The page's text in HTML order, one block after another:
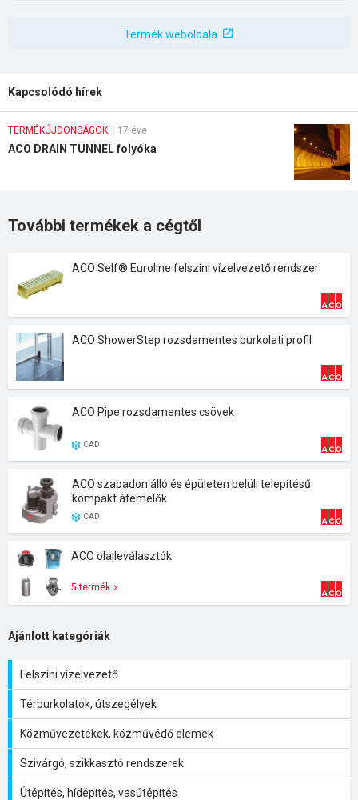
Termék weboldala
Kapcsolódó hírek
TERMÉKÚJDONSÁGOK 17 éve
ACO DRAIN TUNNEL folyóka
További termékek a cégtől
ACO Self® Euroline felszíni vízelvezető rendszer
ACO ShowerStep rozsdamentes burkolati profil
ACO Pipe rozsdamentes csövek
CAD
ACO szabadon álló és épületen belüli telepítésű
kompakt átemelők
CAD
ACO olajleválasztók
5 termék
Ajánlott kategóriák
Felszíni vízelvezető
Térburkolatok, útszegélyek
Közművezetékek, közművédő elemek
Szivárgó, szikkasztó rendszerek
Útépítés, hídépítés, vasútépítés